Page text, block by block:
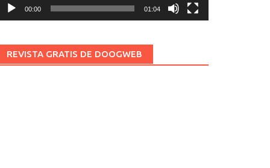
00:00 01:04
REVISTA GRATIS DE DOOGWEB